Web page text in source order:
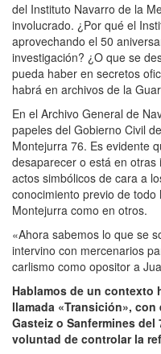
del Instituto Navarro de la
involucrado. ¿Por qué el
aprovechando el 50
investigación? ¿O que se
pueda haber en secretos
habrá en archivos de la
En el Archivo General de
papeles del Gobierno Civil
Montejurra 76. Es evidente
desaparecer o está en
actos simbólicos de cara a
conocimiento previo de
Montejurra como en otros.
«Ahora sabemos lo que se
intervino con mercenarios
carlismo como opositor a
Hablamos de un contexto
llamada «Transición»,
Gasteiz o Sanfermines
voluntad de controlar la